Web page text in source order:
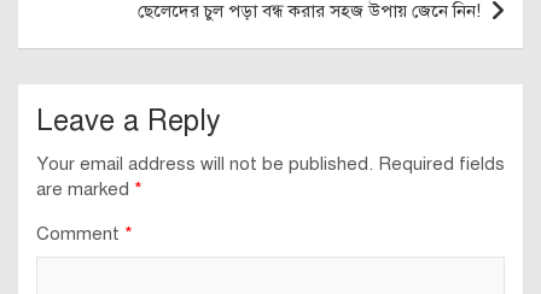
ছেলেদের চুল পড়া বন্ধ করার সহজ উপায় জেনে নিন!
Leave a Reply
Your email address will not be published. Required fields
are marked *
Comment *